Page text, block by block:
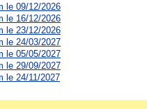
le 09/12/2026
le 16/12/2026
le 23/12/2026
le 24/03/2027
le 05/05/2027
le 29/09/2027
le 24/11/2027